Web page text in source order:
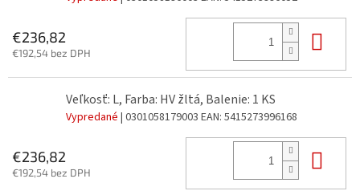
€236,82
€192,54 bez DPH
Veľkosť: L, Farba: HV žltá, Balenie: 1 KS
Vypredané | 0301058179003 EAN: 5415273996168
€236,82
€192,54 bez DPH